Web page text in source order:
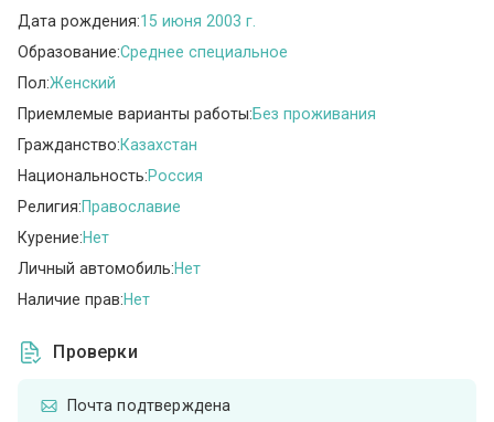
Дата рождения:15 июня 2003 г.
Образование:Среднее специальное
Пол:Женский
Приемлемые варианты работы:Без проживания
Гражданство:Казахстан
Национальность:Россия
Религия:Православие
Курение:Нет
Личный автомобиль:Нет
Наличие прав:Нет
Проверки
Почта подтверждена